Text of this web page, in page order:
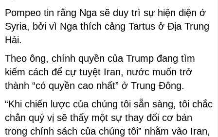
Pompeo tin rằng Nga sẽ duy trì sự hiện diện ở
Syria, bởi vì Nga thích cảng Tartus ở Địa Trung
Hải.
Theo ông, chính quyền của Trump đang tìm
kiếm cách để cự tuyệt Iran, nước muốn trở
thành “có quyền cao nhất” ở Trung Đông.
“Khi chiến lược của chúng tôi sẵn sàng, tôi chắc
chắn quý vị sẽ thấy một sự thay đổi cơ bản
trong chính sách của chúng tôi” nhằm vào Iran,